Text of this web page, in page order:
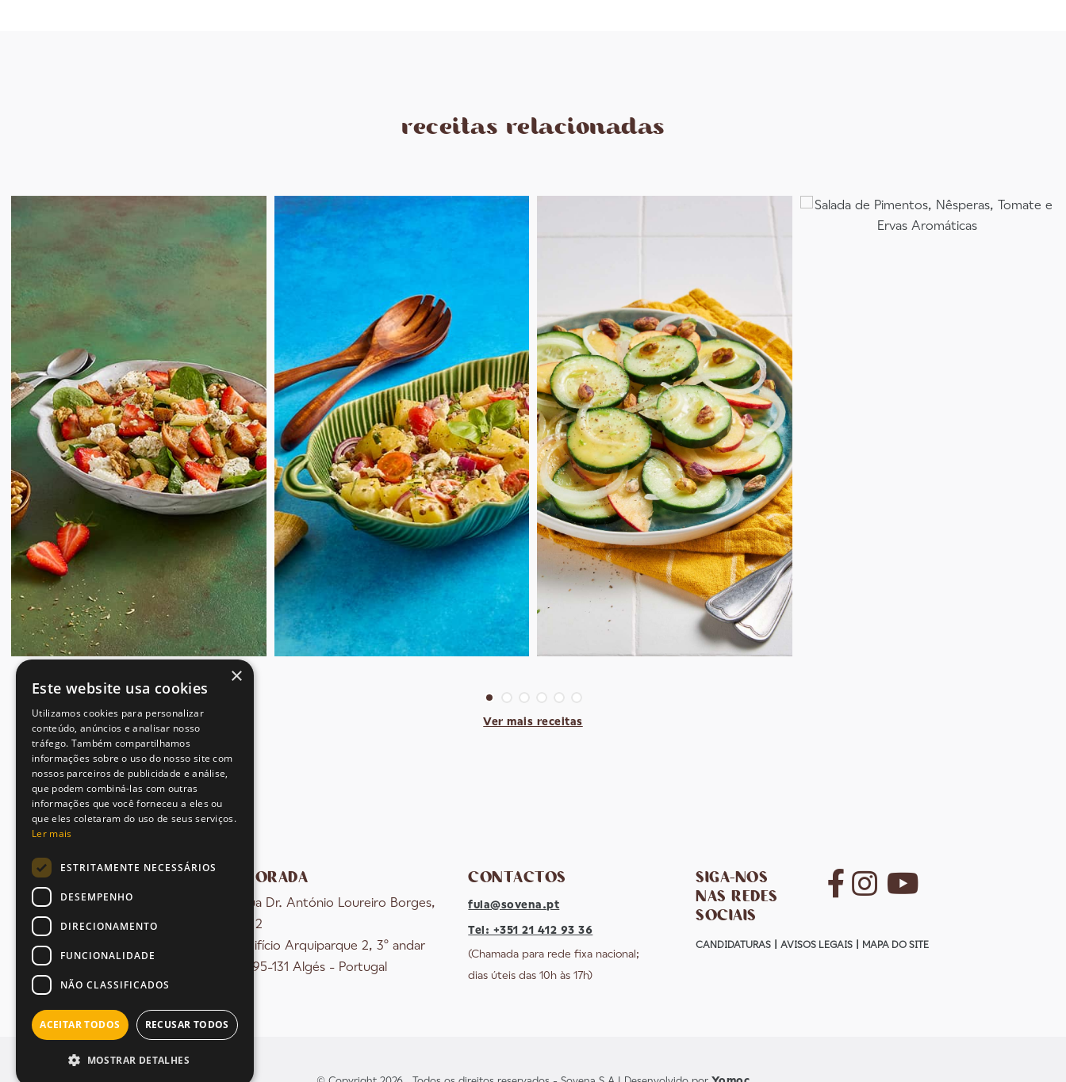
receitas relacionadas
Ver mais receitas
MORADA
Rua Dr. António Loureiro Borges,
nº 2
Edifício Arquiparque 2, 3º andar
1495-131 Algés - Portugal
CONTACTOS
fula@sovena.pt
Tel: +351 21 412 93 36
(Chamada para rede fixa nacional;
dias úteis das 10h às 17h)
SIGA-NOS
NAS REDES
SOCIAIS
CANDIDATURAS AVISOS LEGAIS MAPA DO SITE
×
Este website usa cookies
Utilizamos cookies para personalizar
conteúdo, anúncios e analisar nosso
tráfego. Também compartilhamos
informações sobre o uso do nosso site com
nossos parceiros de publicidade e análise,
que podem combiná-las com outras
informações que você forneceu a eles ou
que eles coletaram do uso de seus serviços.
Ler mais
ESTRITAMENTE NECESSÁRIOS
DESEMPENHO
DIRECIONAMENTO
FUNCIONALIDADE
NÃO CLASSIFICADOS
ACEITAR TODOS RECUSAR TODOS
MOSTRAR DETALHES